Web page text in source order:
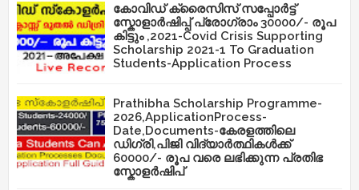
കോവിഡ് ക്രൈസിസ് സപ്പോർട്ട്
സ്കോളാർഷിപ്പ് പ്രോഗ്രാം 30000/- രൂപ
കിട്ടും ,2021-Covid Crisis Supporting
Scholarship 2021-1 To Graduation
Students-Application Process
Prathibha Scholarship Programme-
2026,ApplicationProcess-
Date,Documents-കേരളത്തിലെ
ഡിഗ്രി,പിജി വിദ്യാർത്ഥികൾക്ക്
60000/- രൂപ വരെ ലഭിക്കുന്ന പ്രതിഭ
സ്കോളർഷിപ്